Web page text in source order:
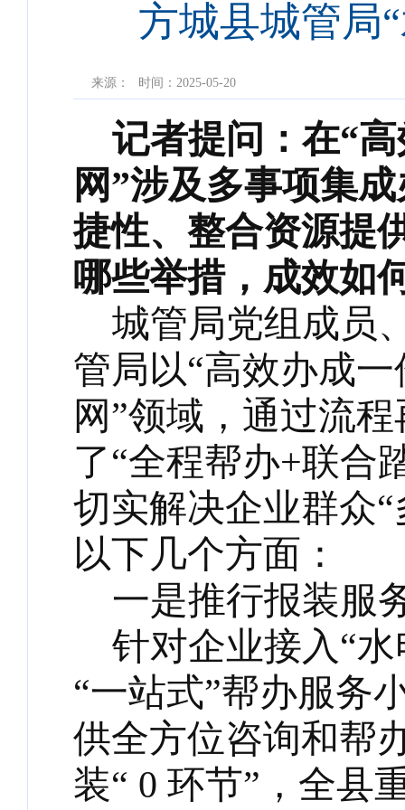
方城县城管局
来源： 时间：2025-05-20
记者提问：在“
网”涉及多事项集
捷性、整合资源提
哪些举措，成效如
城管局党组成员
管局以“高效办成
网”领域，通过流
了“全程帮办+联合
切实解决企业群众
以下几个方面：
一是推行报装服
针对企业接入“
“一站式”帮办服务
供全方位咨询和帮
装“ 0 环节” ， 全县